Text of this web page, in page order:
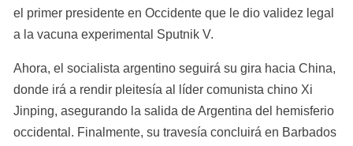
el primer presidente en Occidente que le dio validez legal
a la vacuna experimental Sputnik V.
Ahora, el socialista argentino seguirá su gira hacia China,
donde irá a rendir pleitesía al líder comunista chino Xi
Jinping, asegurando la salida de Argentina del hemisferio
occidental. Finalmente, su travesía concluirá en Barbados